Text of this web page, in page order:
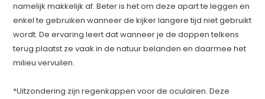
namelijk makkelijk af. Beter is het om deze apart te leggen en
enkel te gebruiken wanneer de kijker langere tijd niet gebruikt
wordt. De ervaring leert dat wanneer je de doppen telkens
terug plaatst ze vaak in de natuur belanden en daarmee het
milieu vervuilen.
*Uitzondering zijn regenkappen voor de oculairen. Deze